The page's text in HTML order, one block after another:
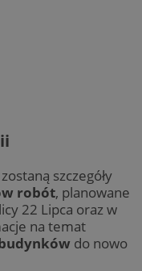
szczegóły
robót, planowane
22 Lipca oraz w
na temat
do nowo